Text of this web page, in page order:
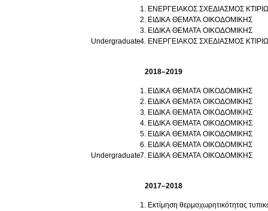
Undergraduate
ΕΝΕΡΓΕΙΑΚΟΣ ΣΧΕΔΙΑΣΜΟΣ
ΕΙΔΙΚΑ ΘΕΜΑΤΑ ΟΙΚΟΔΟΜΙΚΗΣ
ΕΙΔΙΚΑ ΘΕΜΑΤΑ ΟΙΚΟΔΟΜΙΚΗΣ
ΕΝΕΡΓΕΙΑΚΟΣ ΣΧΕΔΙΑΣΜΟΣ
2018–2019
Undergraduate
ΕΙΔΙΚΑ ΘΕΜΑΤΑ ΟΙΚΟΔΟΜΙΚΗΣ
ΕΙΔΙΚΑ ΘΕΜΑΤΑ ΟΙΚΟΔΟΜΙΚΗΣ
ΕΙΔΙΚΑ ΘΕΜΑΤΑ ΟΙΚΟΔΟΜΙΚΗΣ
ΕΙΔΙΚΑ ΘΕΜΑΤΑ ΟΙΚΟΔΟΜΙΚΗΣ
ΕΙΔΙΚΑ ΘΕΜΑΤΑ ΟΙΚΟΔΟΜΙΚΗΣ
ΕΙΔΙΚΑ ΘΕΜΑΤΑ ΟΙΚΟΔΟΜΙΚΗΣ
ΕΙΔΙΚΑ ΘΕΜΑΤΑ ΟΙΚΟΔΟΜΙΚΗΣ
2017–2018
Εκτίμηση θερμοχωρητικότητας